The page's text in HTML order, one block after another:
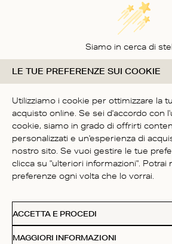
Siamo in cerca di
Comunicaci cosa ne
SII IL PRIMO A
UNA RECENSIONE
SERVIZIO CLIENTI
LE TUE PREFERENZE SUI COOKIE
Utilizziamo i cookie per ottimizzare la
acquisto online. Se sei d'accordo con
cookie, siamo in grado di offrirti
personalizzati e un'esperienza di
nostro sito. Se vuoi gestire le tue
clicca su "ulteriori informazioni". Potrai
preferenze ogni volta che lo vorrai.
ACCETTA E PROCEDI
MAGGIORI INFORMAZIONI